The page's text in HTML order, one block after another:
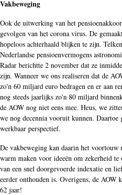
Vakbeweging
Ook de uitwerking van het
gevolgen van het corona virus. De
hopeloos achterhaald blijken te zijn.
Nederlandse pensioenvermogens
Radar berichtte 2 november dat ze
zijn. Wanneer we ons realiseren dat de
zo'n 60 miljard euro bedragen en er aan
nog steeds jaarlijks zo'n 80 miljard
de AOW nog niet eens mee. Heus, we
we nog decennia vooruit kunnen. Daartoe
werkbaar perspectief.
De vakbeweging kan daarin het voortouw
warm maken voor ideeën om zekerheid
van een snel doorgevoerde indexatie en
eerder onthouden is. Overigens, de AOW
62 jaar!